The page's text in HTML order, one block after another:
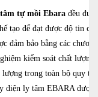
tự mồi Ebarađều
tạo để đạt được độ tin
đảm bảo bằng các
kiểm soát chất
lượng trong toàn bộ quy
điện ly tâm EBARA được